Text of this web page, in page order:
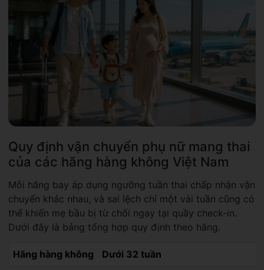
Quy định vận chuyển phụ nữ mang thai
của các hãng hàng không Việt Nam
Mỗi hãng bay áp dụng ngưỡng tuần thai chấp nhận vận
chuyển khác nhau, và sai lệch chỉ một vài tuần cũng có
thể khiến mẹ bầu bị từ chối ngay tại quầy check-in.
Dưới đây là bảng tổng hợp quy định theo hãng.
Hãng hàng không
Dưới 32 tuần